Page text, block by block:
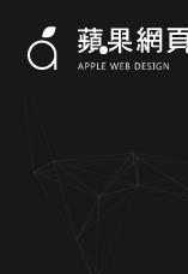
聯絡我們